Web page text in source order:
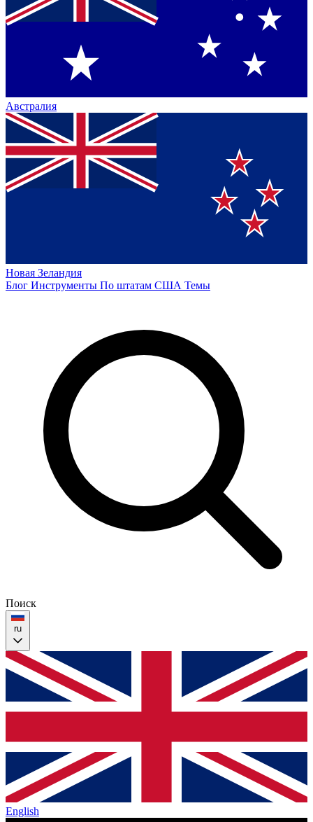
Австралия
Новая Зеландия
Блог Инструменты По штатам США Темы
Поиск
ru
English